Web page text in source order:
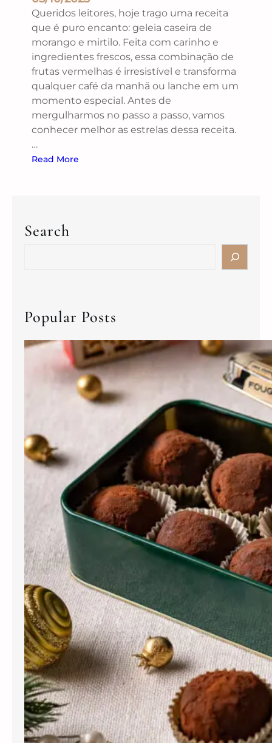
Queridos leitores, hoje trago uma receita
que é puro encanto: geleia caseira de
morango e mirtilo. Feita com carinho e
ingredientes frescos, essa combinação de
frutas vermelhas é irresistível e transforma
qualquer café da manhã ou lanche em um
momento especial. Antes de
mergulharmos no passo a passo, vamos
conhecer melhor as estrelas dessa receita.
…
Read More
Search
Popular Posts